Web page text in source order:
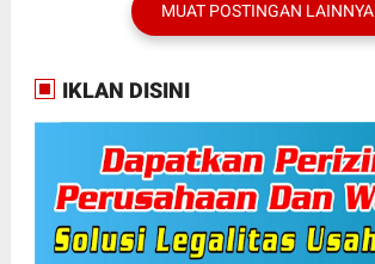
MUAT POSTINGAN LAINNYA
IKLAN DISINI